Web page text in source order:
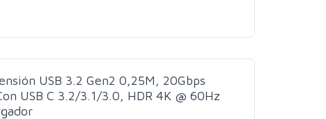
USB 3.2 Gen2 0,25M, 20Gbps
USB C 3.2/3.1/3.0, HDR 4K @ 60Hz